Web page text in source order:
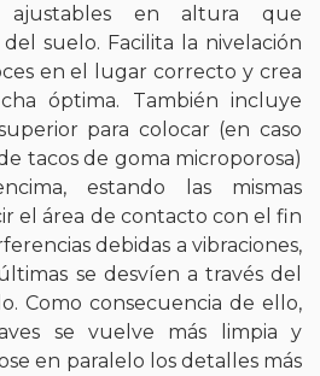
en altura que
suelo. Facilita la nivelación
en el lugar correcto y crea
óptima. También incluye
para colocar (en caso
tacos de goma microporosa)
estando las mismas
el área de contacto con el fin
debidas a vibraciones,
se desvíen a través del
Como consecuencia de ello,
se vuelve más limpia y
en paralelo los detalles más